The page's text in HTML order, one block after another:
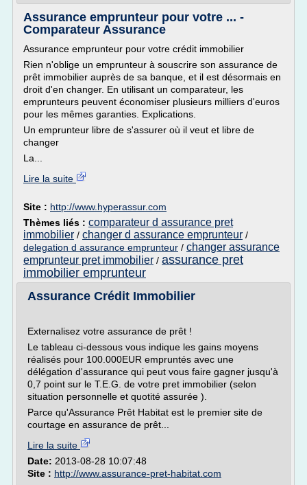
Assurance emprunteur pour votre ... -
Comparateur Assurance
Assurance emprunteur pour votre crédit immobilier
Rien n'oblige un emprunteur à souscrire son assurance de
prêt immobilier auprès de sa banque, et il est désormais en
droit d'en changer. En utilisant un comparateur, les
emprunteurs peuvent économiser plusieurs milliers d'euros
pour les mêmes garanties. Explications.
Un emprunteur libre de s'assurer où il veut et libre de
changer
La...
Lire la suite
Site : http://www.hyperassur.com
Thèmes liés : comparateur d assurance pret
immobilier / changer d assurance emprunteur /
delegation d assurance emprunteur / changer assurance
emprunteur pret immobilier / assurance pret
immobilier emprunteur
Assurance Crédit Immobilier
Externalisez votre assurance de prêt !
Le tableau ci-dessous vous indique les gains moyens
réalisés pour 100.000EUR empruntés avec une
délégation d'assurance qui peut vous faire gagner jusqu'à
0,7 point sur le T.E.G. de votre pret immobilier (selon
situation personnelle et quotité assurée ).
Parce qu'Assurance Prêt Habitat est le premier site de
courtage en assurance de prêt...
Lire la suite
Date: 2013-08-28 10:07:48
Site : http://www.assurance-pret-habitat.com